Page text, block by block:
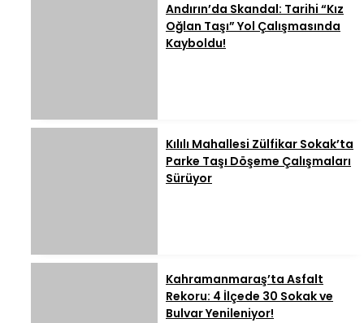
Andırın’da Skandal: Tarihi “Kız
Oğlan Taşı” Yol Çalışmasında
Kayboldu!
Kılılı Mahallesi Zülfikar Sokak’ta
Parke Taşı Döşeme Çalışmaları
Sürüyor
Kahramanmaraş’ta Asfalt
Rekoru: 4 İlçede 30 Sokak ve
Bulvar Yenileniyor!